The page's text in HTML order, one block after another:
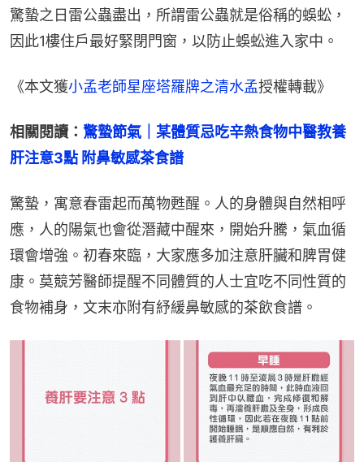
驚蟄之日雷公蟲盡出，所謂雷公蟲就是俗稱的蜈蚣，
因此1樓住戶最好緊閉門窗，以防止蜈蚣進入家中。
《本文獲小孟老師星座塔羅牌之清水孟授權轉載》
相關閱讀： 驚蟄節氣｜某體質忌吃辛熱食物中醫教養
肝注意3點 附鼻敏感茶食譜
驚蟄，寓意春雷起而萬物甦醒。人的身體與自然相呼
應，人的陽氣也會從潛藏中醒來，開始升騰，氣血循
環會增強。初春來臨，大家應多加注意肝臟和脾胃健
康。莫競芳醫師提醒不同體質的人士宜吃不同性質的
食物補身，文末亦附有紓緩鼻敏感的茶飲食譜。